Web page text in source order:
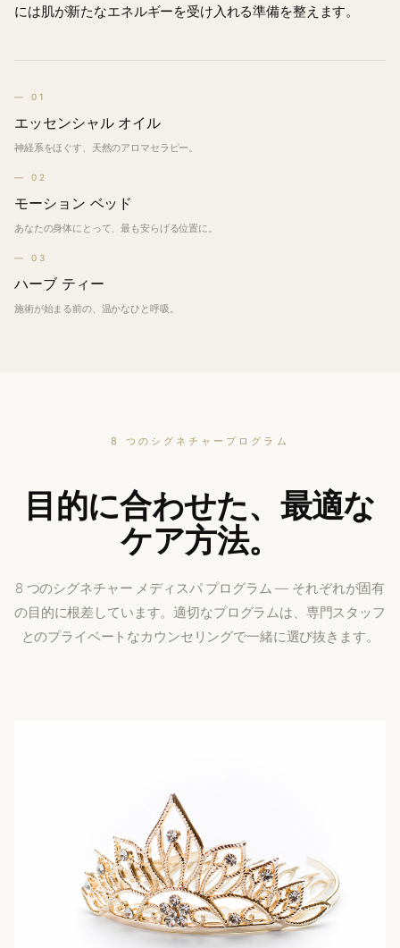
には肌が新たなエネルギーを受け入れる準備を整えます。
— 01
エッセンシャル オイル
神経系をほぐす、天然のアロマセラピー。
— 02
モーション ベッド
あなたの身体にとって、最も安らげる位置に。
— 03
ハーブティー
施術が始まる前の、温かなひと呼吸。
8 つのシグネチャー プログラム
目的に合わせた、最適な
ケア方法。
8 つのシグネチャー メディスパ プログラム — それぞれが固有
の目的に根差しています。適切なプログラムは、専門スタッフ
とのプライベートなカウンセリングで一緒に選び抜きます。